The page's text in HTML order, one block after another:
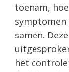
toenam,
symptomen
samen.
het